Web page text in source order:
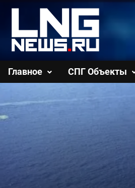
содержимому
Главное СПГ Объекты